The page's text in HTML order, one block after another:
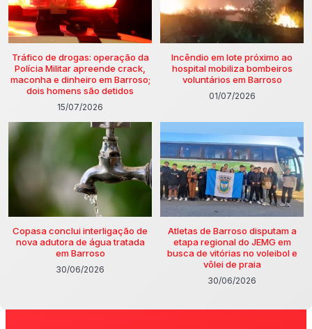
Tráfico de drogas: operação da
Polícia Militar apreende crack,
maconha e dinheiro em Barroso;
dois homens são detidos
15/07/2026
Incêndio em lote próximo ao
hospital mobiliza bombeiros
voluntários em Barroso
01/07/2026
Copasa conclui interligação de
nova adutora de água tratada
em Barroso
30/06/2026
Atletas de Barroso disputam a
etapa regional do JEMG em
busca de vitórias no voleibol e
vôlei de praia
30/06/2026